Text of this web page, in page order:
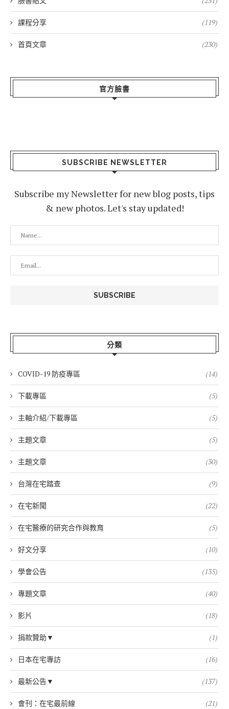
課程分享 (119)
首頁文章 (230)
官方臉書
SUBSCRIBE NEWSLETTER
Subscribe my Newsletter for new blog posts, tips
& new photos. Let's stay updated!
分類
COVID-19 防疫專區 (14)
下載專區 (5)
主軸介紹/下載專區 (5)
主題文章 (5)
主題文章 (30)
台灣在宅踏查 (9)
在宅新聞 (22)
在宅醫療的研究合作與教育 (5)
好文分享 (10)
學會公告 (135)
專題文章 (40)
影片 (18)
捐款贊助▼ (1)
日本在宅專訪 (16)
最新公告▼ (137)
會刊：在宅最前線 (21)